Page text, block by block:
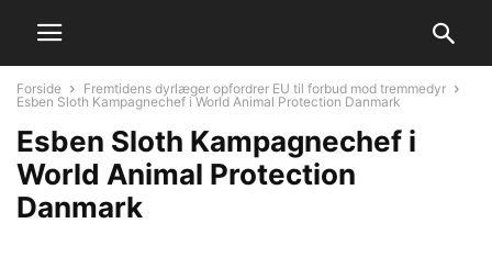
Forside
Fremtidens dyrlæger opfordrer EU til forbud mod tremmedyr
Esben Sloth Kampagnechef i World Animal Protection Danmark
Esben Sloth Kampagnechef i
World Animal Protection
Danmark